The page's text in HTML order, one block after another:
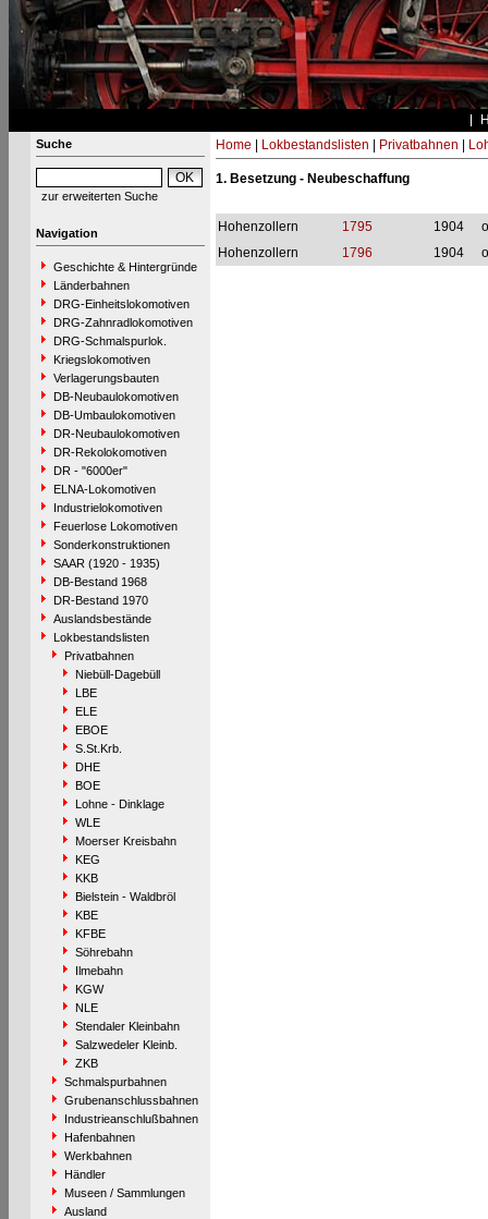
Suche
zur erweiterten Suche
Navigation
Geschichte & Hintergründe
Länderbahnen
DRG-Einheitslokomotiven
DRG-Zahnradlokomotiven
DRG-Schmalspurlok.
Kriegslokomotiven
Verlagerungsbauten
DB-Neubaulokomotiven
DB-Umbaulokomotiven
DR-Neubaulokomotiven
DR-Rekolokomotiven
DR - "6000er"
ELNA-Lokomotiven
Industrielokomotiven
Feuerlose Lokomotiven
Sonderkonstruktionen
SAAR (1920 - 1935)
DB-Bestand 1968
DR-Bestand 1970
Auslandsbestände
Lokbestandslisten
Privatbahnen
Niebüll-Dagebüll
LBE
ELE
EBOE
S.St.Krb.
DHE
BOE
Lohne - Dinklage
WLE
Moerser Kreisbahn
KEG
KKB
Bielstein - Waldbröl
KBE
KFBE
Söhrebahn
Ilmebahn
KGW
NLE
Stendaler Kleinbahn
Salzwedeler Kleinb.
ZKB
Schmalspurbahnen
Grubenanschlussbahnen
Industrieanschlußbahnen
Hafenbahnen
Werkbahnen
Händler
Museen / Sammlungen
Ausland
Home Lokbestandslisten Privatbahnen
1. Besetzung - Neubeschaffung
Hohenzollern 1795 1904
Hohenzollern
1796 1904